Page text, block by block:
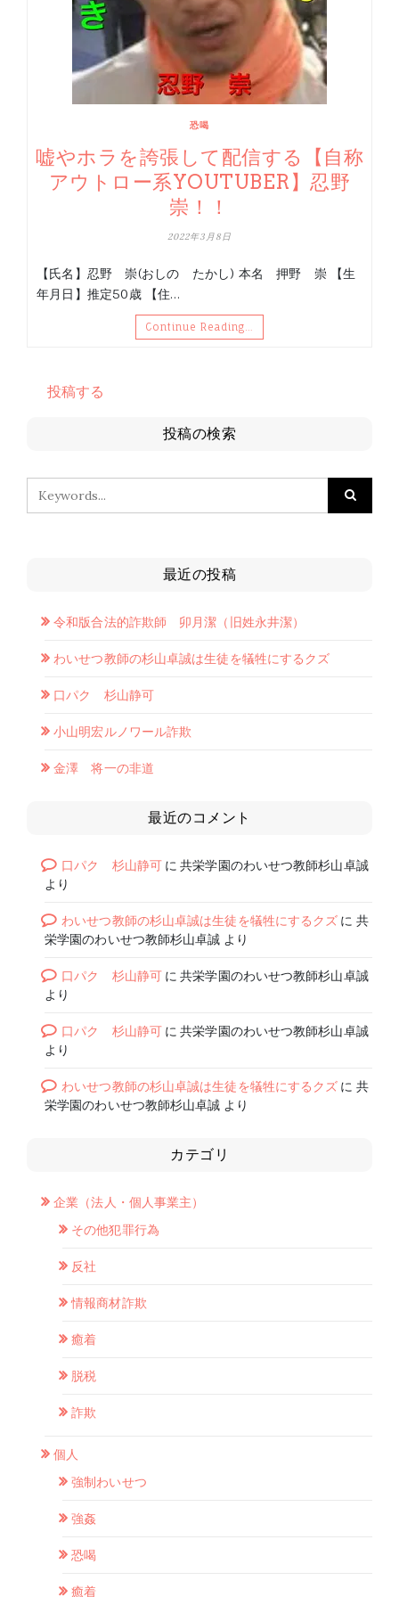
恐喝
嘘やホラを誇張して配信する【自称
アウトロー系YOUTUBER】忍野
崇！！
2022年3月8日
【氏名】忍野 崇(おしの たかし) 本名 押野 崇 【生
年月日】推定50歳 【住…
Continue Reading…
投稿する
投稿の検索
最近の投稿
令和版合法的詐欺師 卯月潔（旧姓永井潔）
わいせつ教師の杉山卓誠は生徒を犠牲にするクズ
口パク 杉山静可
小山明宏ルノワール詐欺
金澤 将一の非道
最近のコメント
口パク 杉山静可に共栄学園のわいせつ教師杉山卓誠
より
わいせつ教師の杉山卓誠は生徒を犠牲にするクズ に 共
栄学園のわいせつ教師杉山卓誠 より
口パク 杉山静可に共栄学園のわいせつ教師杉山卓誠
より
口パク 杉山静可に共栄学園のわいせつ教師杉山卓誠
より
わいせつ教師の杉山卓誠は生徒を犠牲にするクズ に 共
栄学園のわいせつ教師杉山卓誠 より
カテゴリ
企業（法人・個人事業主）
その他犯罪行為
反社
情報商材詐欺
癒着
脱税
詐欺
個人
強制わいせつ
強姦
恐喝
癒着